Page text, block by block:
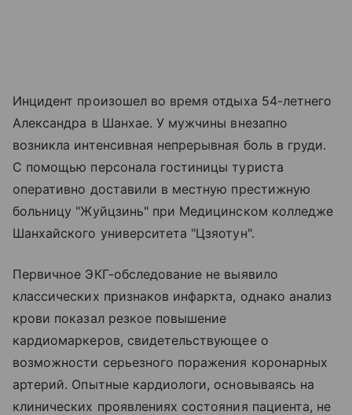
Инцидент произошел во время отдыха 54-летнего
Александра в Шанхае. У мужчины внезапно
возникла интенсивная непрерывная боль в груди.
С помощью персонала гостиницы туриста
оперативно доставили в местную престижную
больницу "Жуйцзинь" при Медицинском колледже
Шанхайского университета "Цзяотун".
Первичное ЭКГ-обследование не выявило
классических признаков инфаркта, однако анализ
крови показал резкое повышение
кардиомаркеров, свидетельствующее о
возможности серьезного поражения коронарных
артерий. Опытные кардиологи, основываясь на
клинических проявлениях состояния пациента, не